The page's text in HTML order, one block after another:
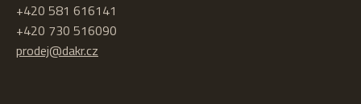
+420 581 616141
+420 730 516090
prodej@dakr.cz